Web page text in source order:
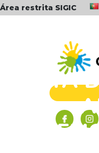
Área restrita SIGIC
FESTA